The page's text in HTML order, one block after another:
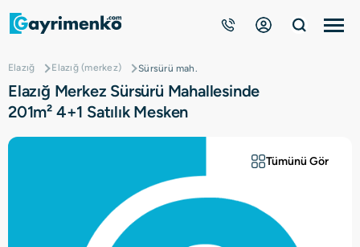
Gayrimenkuller
Elazığ Elazığ (merkez) Sürsürü mah.
Elazığ Merkez Sürsürü Mahallesinde
201m² 4+1 Satılık Mesken
Tümünü Gör